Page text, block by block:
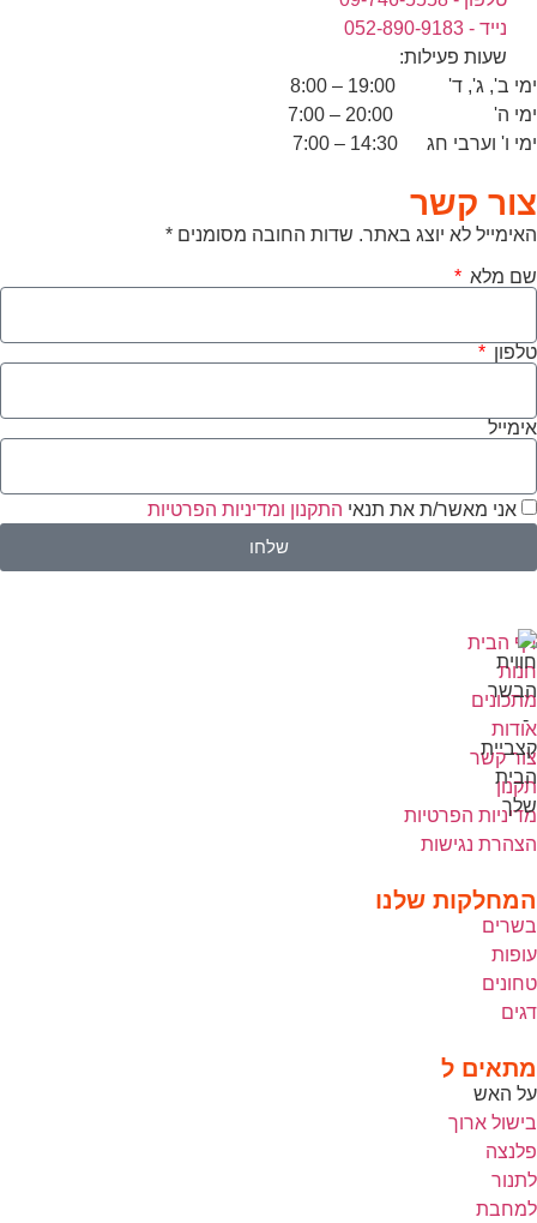
נייד - 052-890-9183
שעות פעילות:
ימי ב', ג', ד' 19:00 – 8:00
ימי ה' 20:00 – 7:00
ימי ו' וערבי חג 14:30 – 7:00
צור קשר
האימייל לא יוצג באתר. שדות החובה מסומנים *
שם מלא
טלפון
אימייל
אני מאשר/ת את תנאי התקנון ומדיניות הפרטיות
שלחו
דף הבית
חנות
מתכונים
אודות
צור קשר
תקנון
מדיניות הפרטיות
הצהרת נגישות
המחלקות שלנו
בשרים
עופות
טחונים
דגים
מתאים ל
על האש
בישול ארוך
פלנצה
לתנור
למחבת